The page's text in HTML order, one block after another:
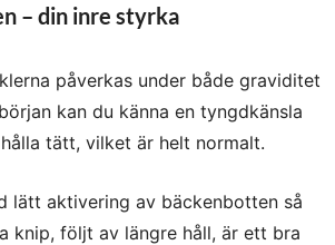
– din inre styrka
påverkas under både graviditet
kan du känna en tyngdkänsla
tätt, vilket är helt normalt.
lätt aktivering av bäckenbotten så
knip, följt av längre håll, är ett bra